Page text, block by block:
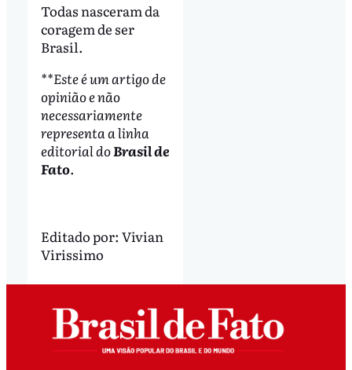
Todas nasceram da
coragem de ser
Brasil.
**Este é um artigo de
opinião e não
necessariamente
representa a linha
editorial doBrasil de
Fato.
Editado por: Vivian
Virissimo